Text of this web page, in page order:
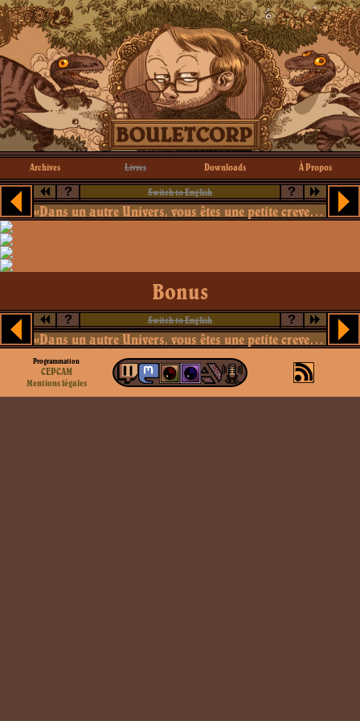
Archives Livres Downloads À Propos
? Switch to English ?
«Dans un autre Univers, vous êtes une petite crevette grise nommée Aristide.»
Bonus
? Switch to English ?
«Dans un autre Univers, vous êtes une petite crevette grise nommée Aristide.»
Programmation
CEPCAM
Mentions légales